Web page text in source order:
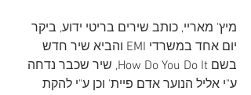
מיץ' מאריי, כותב שירים בריטי ידוע, ביקר
יום אחד במשרדי EMI והביא שיר חדש
בשם How Do You Do It, שיר שכבר נדחה
ע"י אליל הנוער אדם פיית' וכן ע"י להקת